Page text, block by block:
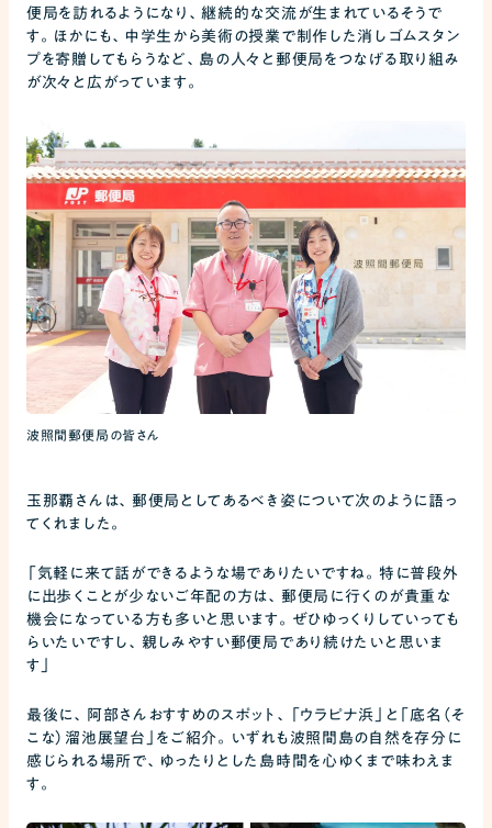
便局を訪れるようになり、継続的な交流が生まれているそうで
す。ほかにも、中学生から美術の授業で制作した消しゴムスタン
プを寄贈してもらうなど、島の人々と郵便局をつなげる取り組み
が次々と広がっています。
波照間郵便局の皆さん
玉那覇さんは、郵便局としてあるべき姿について次のように語っ
てくれました。
「気軽に来て話ができるような場でありたいですね。特に普段外
に出歩くことが少ないご年配の方は、郵便局に行くのが貴重な
機会になっている方も多いと思います。ぜひゆっくりしていっても
らいたいですし、親しみやすい郵便局であり続けたいと思いま
す」
最後に、阿部さんおすすめのスポット、「ウラピナ浜」と「底名（そ
こな）溜池展望台」をご紹介。いずれも波照間島の自然を存分に
感じられる場所で、ゆったりとした島時間を心ゆくまで味わえま
す。